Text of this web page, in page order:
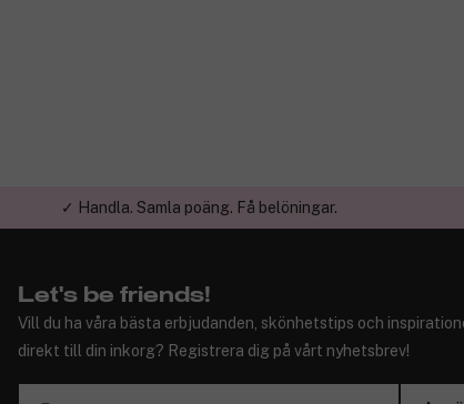
✓ Handla. Samla poäng. Få belöningar.
Let's be friends!
Vill du ha våra bästa erbjudanden, skönhetstips och
direkt till din inkorg? Registrera dig på vårt nyhetsbrev!